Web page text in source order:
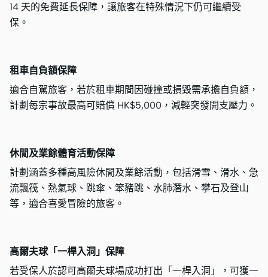
14 天的免費延長保障，讓旅客在特殊情況下仍可繼續受
保。
租車自負額保障
適合自駕旅客，若於租車期間因碰撞或損毀需承擔自負額，
計劃每宗事故最高可賠償 HK$5,000，減輕突發開支壓力。
休閒及業餘體育活動保障
計劃涵蓋多種高風險休閒及業餘活動，包括滑雪、滑水、急
流飄筏、熱氣球、跳傘、笨豬跳、水肺潛水、攀石及登山
等，適合喜愛冒險的旅客。
高爾夫球「一桿入洞」保障
若受保人於認可高爾夫球場成功打出「一桿入洞」，可獲一